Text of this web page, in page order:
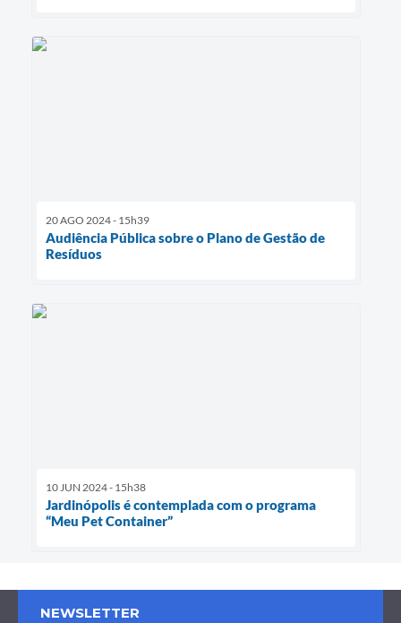
20 AGO 2024 - 15h39
Audiência Pública sobre o Plano de Gestão de
Resíduos
10 JUN 2024 - 15h38
Jardinópolis é contemplada com o programa
“Meu Pet Container”
NEWSLETTER